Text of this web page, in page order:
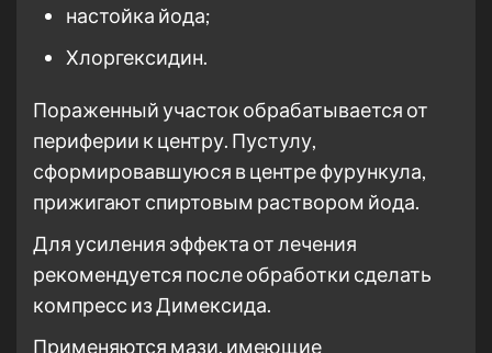
настойка йода;
Хлоргексидин.
Пораженный участок обрабатывается от
периферии к центру. Пустулу,
сформировавшуюся в центре фурункула,
прижигают спиртовым раствором йода.
Для усиления эффекта от лечения
рекомендуется после обработки сделать
компресс из Димексида.
Применяются мази, имеющие